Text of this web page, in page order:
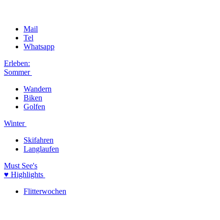
Mail
Tel
Whatsapp
Erleben:
Sommer
Wandern
Biken
Golfen
Winter
Skifahren
Langlaufen
Must See's
♥ Highlights
Flitterwochen